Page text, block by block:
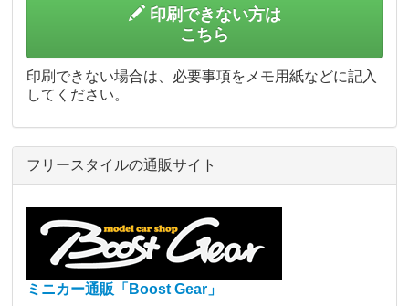
印刷できない方は
こちら
印刷できない場合は、必要事項をメモ用紙などに記入
してください。
フリースタイルの通販サイト
ミニカー通販「Boost Gear」